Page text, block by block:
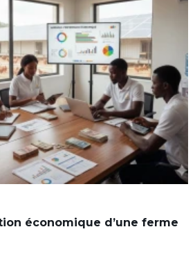
économique d’une ferme